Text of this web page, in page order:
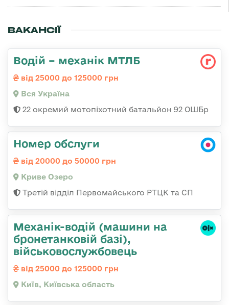
ВАКАНСІЇ
Водій – механік МТЛБ
від 25000 до 125000 грн
Вся Україна
22 окремий мотопіхотний батальйон 92 ОШБр
Номер обслуги
від 20000 до 50000 грн
Криве Озеро
Третій відділ Первомайського РТЦК та СП
Механік-водій (машини на
бронетанковій базі),
військовослужбовець
від 25000 до 125000 грн
Київ, Київська область